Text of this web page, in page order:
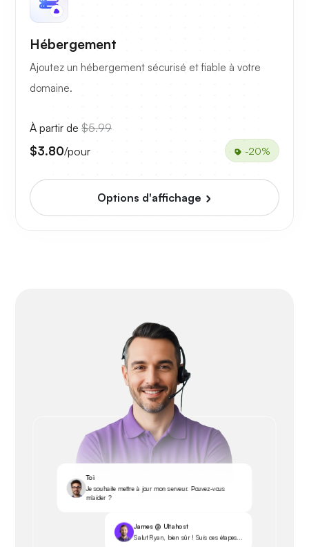
Hébergement
Ajoutez un hébergement sécurisé et fiable à votre
domaine.
À partir de $5.99
$3.80/pour -20%
Options d'affichage
Toi
Je souhaite mettre à jour mon serveur. Pouvez-vous
m'aider ?
James @ Ultahost
Salut Ryan, bien sûr ! Suis ces étapes...